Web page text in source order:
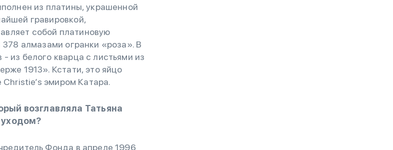
из платины, украшенной
гравировкой,
собой платиновую
алмазами огранки «роза». В
из белого кварца с листьями из
1913». Кстати, это яйцо
эмиром Катара.
возглавляла Татьяна
Фонда в апреле 1996